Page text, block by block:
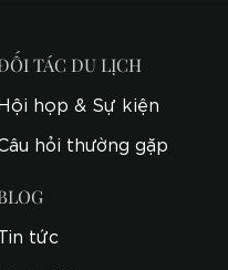
TÁC DU LỊCH
họp & Sự kiện
hỏi thường gặp
tức